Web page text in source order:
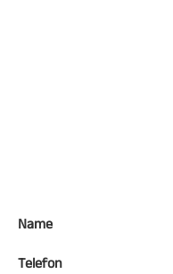
Name
Telefon